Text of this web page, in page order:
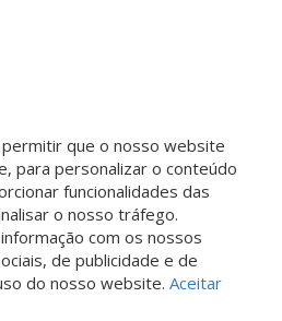
que o nosso website
para personalizar o conteúdo
funcionalidades das
o nosso tráfego.
com os nossos
de publicidade e de
do nosso website. Aceitar